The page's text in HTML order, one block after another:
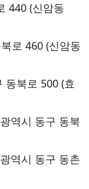
440 (신암동
로 460 (신암동
동북로 500 (효
역시 동구 동북
역시 동구 동촌